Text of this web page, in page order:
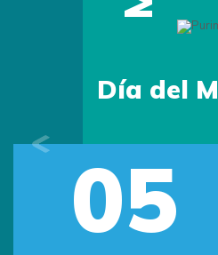
Día del
05
Previous